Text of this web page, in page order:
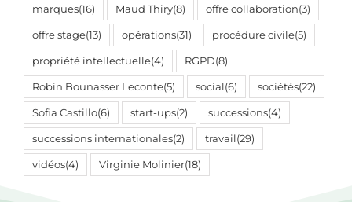
marques(16) Maud Thiry(8) offre collaboration(3)
offre stage(13) opérations(31) procédure civile(5)
propriété intellectuelle(4) RGPD(8)
Robin Bounasser Leconte(5) social(6) sociétés(22)
Sofia Castillo(6) start-ups(2) successions(4)
successions internationales(2) travail(29)
vidéos(4) Virginie Molinier(18)